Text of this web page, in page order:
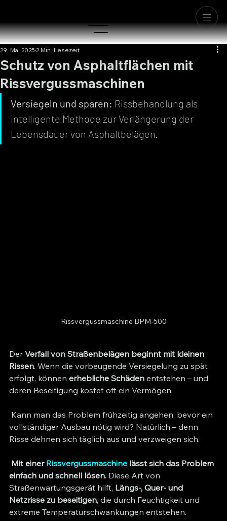
Schutz von Asphaltflächen mit
Rissvergussmaschinen
29. Mai 2025 2 Min. Lesezeit
Versiegeln und sparen: Rissbehandlung als
intelligente Methode zur Verlängerung der
Lebensdauer von Asphaltbelägen.
Rissvergussmaschine BPM-500
Der Verfall von Straßenbelägen beginnt mit kleinen
Rissen. Wenn die vorbeugende Versiegelung zu spät
erfolgt, können erhebliche Schäden entstehen – und
deren Beseitigung kostet oft ein Vermögen.
vollständiger Ausbau nötig wird? Natürlich – denn
Risse dehnen sich täglich aus und verzweigen sich.
Mit einer Rissvergussmaschine lässt sich das Problem
einfach und schnell lösen. Diese Art von
Straßenwartungsgerät hilft, Längs-, Quer- und
Netzrisse zu beseitigen, die durch Feuchtigkeit und
extreme Temperaturschwankungen entstehen.